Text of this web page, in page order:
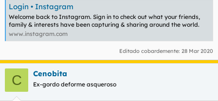
Login • Instagram
Welcome back to Instagram. Sign in to check out what your friends,
family & interests have been capturing & sharing around the world.
www.instagram.com
Editado cobardemente: 28 Mar 2020
C Cenobita
Ex-gordo deforme asqueroso